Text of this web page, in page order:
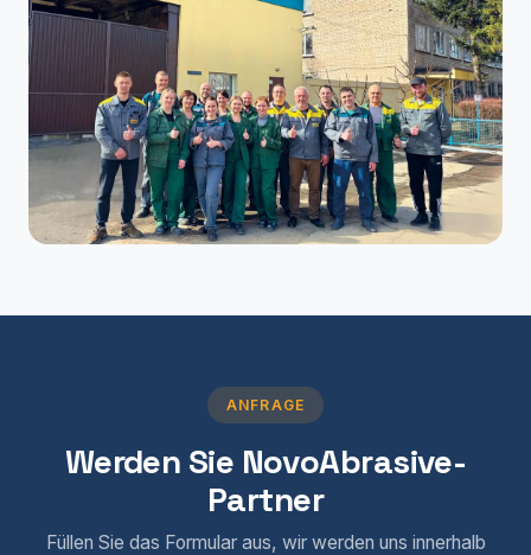
ANFRAGE
Werden Sie NovoAbrasive-
Partner
Füllen Sie das Formular aus, wir werden uns innerhalb